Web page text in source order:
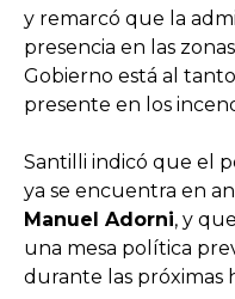
y remarcó que la
presencia en las
Gobierno está al
presente en los
Santilli indicó que el
ya se encuentra en
Manuel Adorni, y
una mesa política
durante las próximas